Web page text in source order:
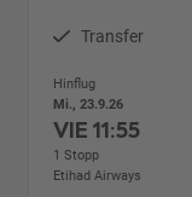
Transfer
Hinflug
Mi., 23.9.26
VIE11:55
1 Stopp
Etihad Airways